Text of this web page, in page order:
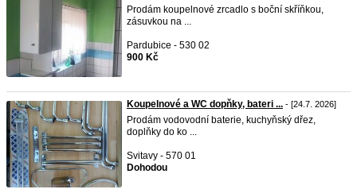
Prodám koupelnové zrcadlo s boční skříňkou,
zásuvkou na ...
Pardubice - 530 02
900 Kč
Koupelnové a WC dopňky, bateri ... - [24.7. 2026]
Prodám vodovodní baterie, kuchyňský dřez,
doplňky do ko ...
Svitavy - 570 01
Dohodou